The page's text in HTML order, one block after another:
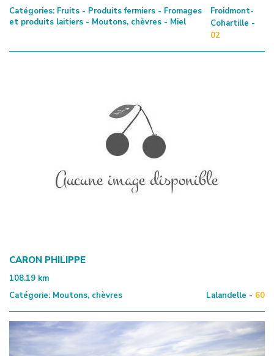
Catégories: Fruits - Produits fermiers - Fromages
et produits laitiers - Moutons, chèvres - Miel
Froidmont-
Cohartille -
02
CARON PHILIPPE
108.19 km
Catégorie: Moutons, chèvres Lalandelle - 60